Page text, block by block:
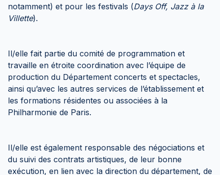
notamment) et pour les festivals (Days Off, Jazz à la
Villette).
Il/elle fait partie du comité de programmation et
travaille en étroite coordination avec l’équipe de
production du Département concerts et spectacles,
ainsi qu’avec les autres services de l’établissement et
les formations résidentes ou associées à la
Philharmonie de Paris.
Il/elle est également responsable des négociations et
du suivi des contrats artistiques, de leur bonne
exécution, en lien avec la direction du département, de